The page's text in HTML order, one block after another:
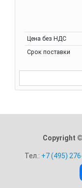
Цена без НДС
Срок поставки
Copyright ©
Тел.: +7 (495)